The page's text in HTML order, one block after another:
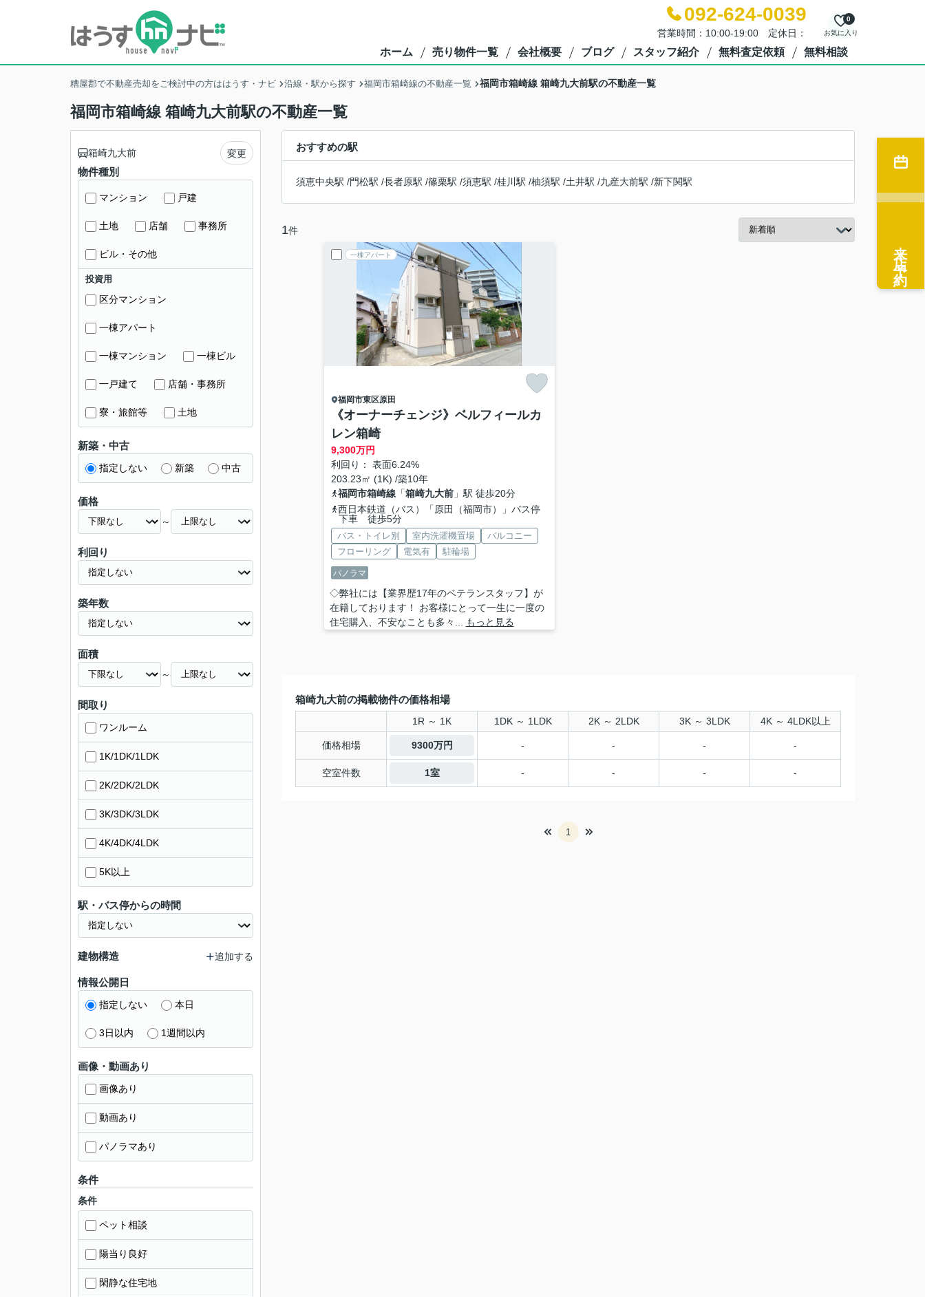
092-624-0039
営業時間：10:00-19:00 定休日： お気に入り
0
ホーム 売り物件一覧 会社概要 ブログ スタッフ紹介 無料査定依頼 無料相談
糟屋郡で不動産売却をご検討中の方ははうす・ナビ 沿線・駅から探す 福岡市箱崎線の不動産一覧 福岡市箱崎線 箱崎九大前駅の不動産一覧
福岡市箱崎線 箱崎九大前駅の不動産一覧
おすすめの駅
須恵中央駅 /門松駅 /長者原駅 /篠栗駅 /須恵駅 /桂川駅 /柚須駅 /土井駅 /九産大前駅 /新下関駅
1件
一棟アパート
福岡市東区原田
《オーナーチェンジ》ベルフィールカ
レン箱崎
9,300万円
利回り： 表面6.24%
203.23㎡ (1K) /築10年
福岡市箱崎線「箱崎九大前」駅 徒歩20分
西日本鉄道（バス）「原田（福岡市）」バス停
下車 徒歩5分
バス・トイレ別 室内洗濯機置場
バルコニー
フローリング
電気有 駐輪場
パノラマ
◇弊社には【業界歴17年のベテランスタッフ】が
在籍しております！ お客様にとって一生に一度の
住宅購入、不安なことも多々...
もっと見る
箱崎九大前の掲載物件の価格相場
1R ～ 1K 1DK ～ 1LDK 2K ～ 2LDK 3K ～ 3LDK 4K ～ 4LDK以上
価格相場 9300万円 - - - -
空室件数 1室 - - - -
1
箱崎九大前 変更
物件種別
マンション 戸建
土地 店舗 事務所
ビル・その他
投資用
区分マンション
一棟アパート
一棟マンション 一棟ビル
一戸建て 店舗・事務所
寮・旅館等 土地
新築・中古
指定しない 新築 中古
価格
～
利回り
築年数
面積
～
間取り
ワンルーム
1K/1DK/1LDK
2K/2DK/2LDK
3K/3DK/3LDK
4K/4DK/4LDK
5K以上
駅・バス停からの時間
建物構造 追加する
情報公開日
指定しない 本日
3日以内 1週間以内
画像・動画あり
画像あり
動画あり
パノラマあり
条件
条件
ペット相談
陽当り良好
閑静な住宅地
来店予約